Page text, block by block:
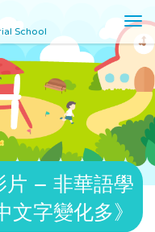
School
T
o
g
l
e
v
i
片 – 非華語學
字變化多》